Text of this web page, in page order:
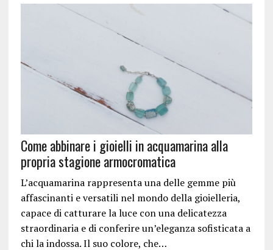
Come abbinare i gioielli in acquamarina alla
propria stagione armocromatica
L’acquamarina rappresenta una delle gemme più
affascinanti e versatili nel mondo della gioielleria,
capace di catturare la luce con una delicatezza
straordinaria e di conferire un’eleganza sofisticata a
chi la indossa. Il suo colore, che…